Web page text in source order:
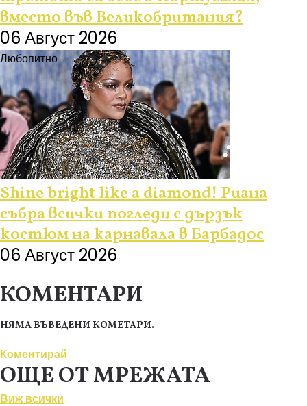
вместо във Великобритания?
06 Август 2026
Любопитно
Shine bright like a diamond! Риана
събра всички погледи с дързък
костюм на карнавала в Барбадос
06 Август 2026
КОМЕНТАРИ
НЯМА ВЪВЕДЕНИ КОМЕТАРИ.
Коментирай
ОЩЕ ОТ МРЕЖАТА
Виж всички